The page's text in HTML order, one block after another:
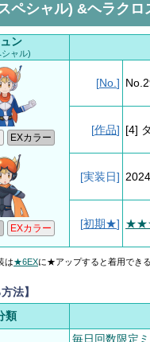
ペシャル) &ヘラクロ
ン
ャル)
[No. ]
[作品] [4]
[実装日]
[初期★]
は★6EXに★アップすると着用できる
法】
類
毎日回数限定